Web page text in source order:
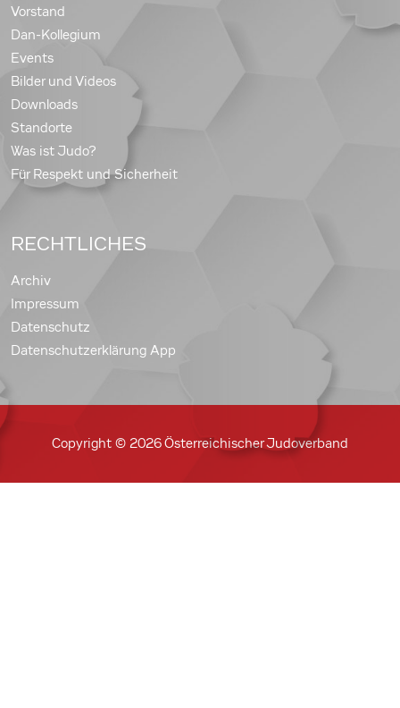
Vorstand
Dan-Kollegium
Events
Bilder und Videos
Downloads
Standorte
Was ist Judo?
Für Respekt und Sicherheit
RECHTLICHES
Archiv
Impressum
Datenschutz
Datenschutzerklärung App
Copyright © 2026 Österreichischer Judoverband